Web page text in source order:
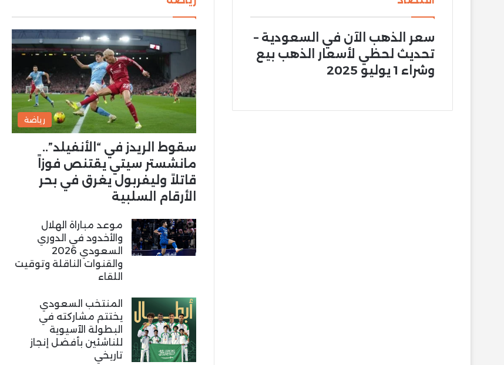
سعر الذهب الآن في السعودية –
تحديث لحظي لأسعار الذهب بيع
وشراء 1 يوليو 2025
رياضة
سقوط الريدز في “الأنفيلد”..
مانشستر سيتي يقتنص فوزاً
قاتلاً وليفربول يغرق في بحر
الأرقام السلبية
موعد مباراة الهلال
والأخدود في الدوري
السعودي 2026
والقنوات الناقلة وتوقيت
اللقاء
المنتخب السعودي
يختتم مشاركته في
البطولة الآسيوية
للناشئين بأفضل إنجاز
تاريخي